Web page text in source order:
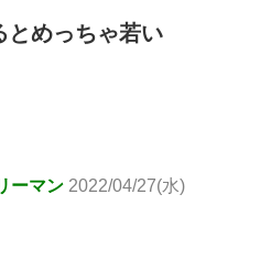
とめっちゃ若い
ーマン 2022/04/27(水)